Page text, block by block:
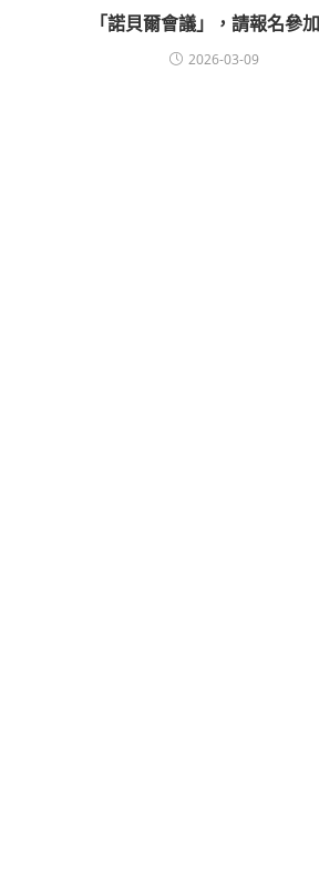
「諾貝爾會議」，請報名參
2026-03-09